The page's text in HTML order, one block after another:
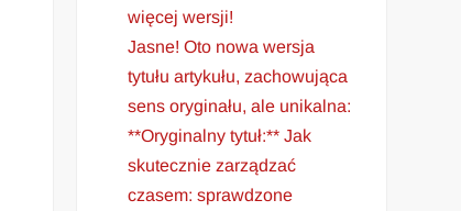
więcej wersji!
Jasne! Oto nowa wersja
tytułu artykułu, zachowująca
sens oryginału, ale unikalna:
**Oryginalny tytuł:** Jak
skutecznie zarządzać
czasem: sprawdzone